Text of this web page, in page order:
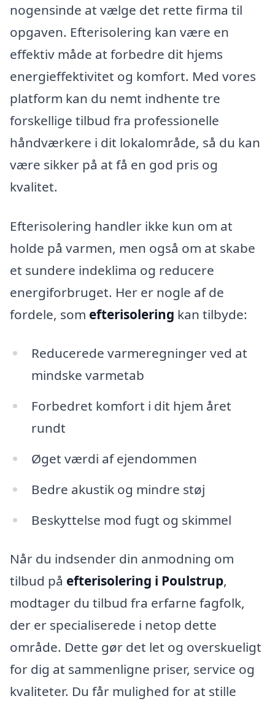
nogensinde at vælge det rette firma til
opgaven. Efterisolering kan være en
effektiv måde at forbedre dit hjems
energieffektivitet og komfort. Med vores
platform kan du nemt indhente tre
forskellige tilbud fra professionelle
håndværkere i dit lokalområde, så du kan
være sikker på at få en god pris og
kvalitet.
Efterisolering handler ikke kun om at
holde på varmen, men også om at skabe
et sundere indeklima og reducere
energiforbruget. Her er nogle af de
fordele, som efterisolering kan tilbyde:
Reducerede varmeregninger ved at
mindske varmetab
Forbedret komfort i dit hjem året
rundt
Øget værdi af ejendommen
Bedre akustik og mindre støj
Beskyttelse mod fugt og skimmel
Når du indsender din anmodning om
tilbud på efterisolering i Poulstrup,
modtager du tilbud fra erfarne fagfolk,
der er specialiserede i netop dette
område. Dette gør det let og overskueligt
for dig at sammenligne priser, service og
kvaliteter. Du får mulighed for at stille